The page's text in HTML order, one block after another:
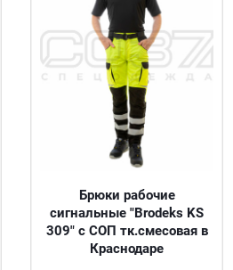
Брюки рабочие
сигнальные "Brodeks KS
309" с СОП тк.смесовая в
Краснодаре